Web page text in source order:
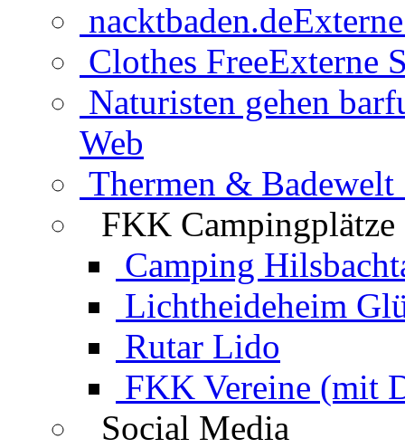
nacktbaden.de
Clothes FreeExterne
Naturisten gehen
Web
Thermen & Badewelt
FKK Campingplätze
Camping
Lichtheideheim
Rutar Lido
FKK Vereine (mit
Social Media